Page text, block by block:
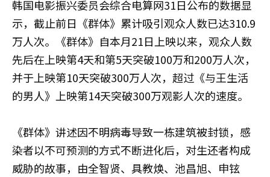
韩国电影振兴委员会综合电算网31日公布的数据显
示，截止前日《群体》累计吸引观众人数已达310.9
万人次。《群体》自本月21日上映以来，观众人数
先后在上映第4天和第5天突破100万和200万人次，
并于上映第10天突破300万人次，超过《与王生活
的男人》上映第14天突破300万观影人次的速度。
《群体》讲述因不明病毒导致一栋建筑被封锁，感
染者以不可预测的方式不断进化后，对生还者构成
威胁的故事，由全智贤、具教焕、池昌旭、申铉